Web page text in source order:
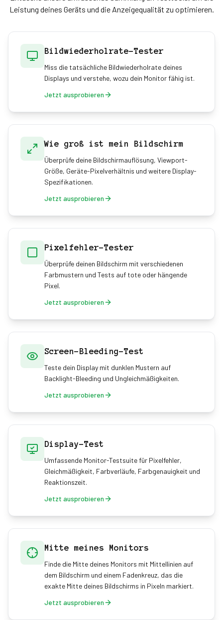
Leistung deines Geräts und die Anzeigequalität zu optimieren.
Bildwiederholrate-Tester
Miss die tatsächliche Bildwiederholrate deines
Displays und verstehe, wozu dein Monitor fähig ist.
Jetzt ausprobieren
Wie groß ist mein Bildschirm
Überprüfe deine Bildschirmauflösung, Viewport-
Größe, Geräte-Pixelverhältnis und weitere Display-
Spezifikationen.
Jetzt ausprobieren
Pixelfehler-Tester
Überprüfe deinen Bildschirm mit verschiedenen
Farbmustern und Tests auf tote oder hängende
Pixel.
Jetzt ausprobieren
Screen-Bleeding-Test
Teste dein Display mit dunklen Mustern auf
Backlight-Bleeding und Ungleichmäßigkeiten.
Jetzt ausprobieren
Display-Test
Umfassende Monitor-Testsuite für Pixelfehler,
Gleichmäßigkeit, Farbverläufe, Farbgenauigkeit und
Reaktionszeit.
Jetzt ausprobieren
Mitte meines Monitors
Finde die Mitte deines Monitors mit Mittellinien auf
dem Bildschirm und einem Fadenkreuz, das die
exakte Mitte deines Bildschirms in Pixeln markiert.
Jetzt ausprobieren